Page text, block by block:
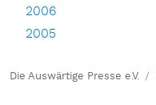
2006
2005
Die Auswärtige Presse e.V.